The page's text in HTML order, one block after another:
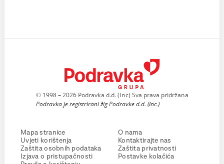
© 1998 – 2026 Podravka d.d. (Inc) Sva prava pridržana
Podravka je registrirani žig Podravke d.d. (Inc.)
Mapa stranice
Uvjeti korištenja
Zaštita osobnih podataka
Izjava o pristupačnosti
O nama
Kontaktirajte nas
Zaštita privatnosti
Postavke kolačića